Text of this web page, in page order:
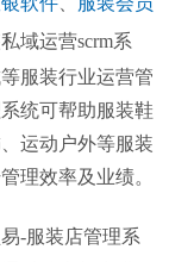
域运营scrm系
服装行业运营管
统可帮助服装鞋
运动户外等服装
理效率及业绩。
-服装店管理系